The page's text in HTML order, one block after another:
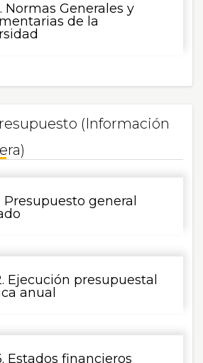
Normas Generales y
de la
(Información
Presupuesto general
Ejecución presupuestal
anual
Estados financieros